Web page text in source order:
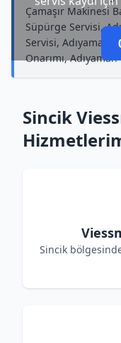
Çamaşır Makinesi
Süpürge Servisi,
Servisi, Adıyaman
Onarımı,
Sincik
Sincik